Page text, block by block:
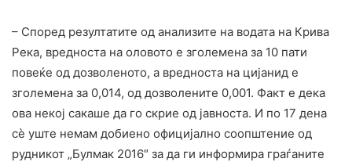
– Според резултатите од анализите на водата на Крива
Река, вредноста на оловото е зголемена за 10 пати
повеќе од дозволеното, а вредноста на цијанид е
зголемена за 0,014, од дозволените 0,001. Факт е дека
ова некој сакаше да го скрие од јавноста. И по 17 дена
сè уште немам добиено официјално соопштение од
рудникот „Булмак 2016″ за да ги информира граѓаните